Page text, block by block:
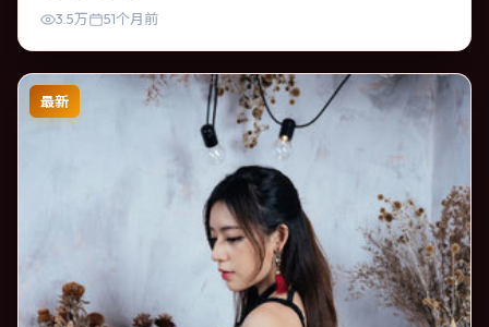
制有力。
3.5万 51个月前
最新